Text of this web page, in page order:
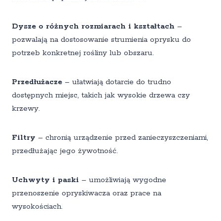
Dysze o różnych rozmiarach i kształtach –
pozwalają na dostosowanie strumienia oprysku do
potrzeb konkretnej rośliny lub obszaru.
Przedłużacze – ułatwiają dotarcie do trudno
dostępnych miejsc, takich jak wysokie drzewa czy
krzewy.
Filtry – chronią urządzenie przed zanieczyszczeniami,
przedłużając jego żywotność.
Uchwyty i paski – umożliwiają wygodne
przenoszenie opryskiwacza oraz prace na
wysokościach.